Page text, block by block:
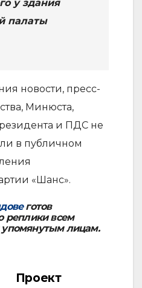
у здания
палаты
новости, пресс-
Минюста,
и ПДС не
в публичном
«Шанс».
готов
реплики всем
лицам.
Проект